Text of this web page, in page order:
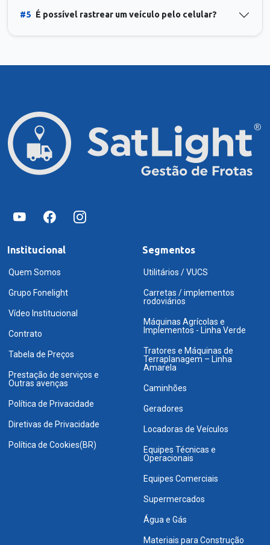
#5 É possível rastrear um veículo pelo celular?
Institucional
Quem Somos
Grupo Fonelight
Vídeo Institucional
Contrato
Tabela de Preços
Prestação de serviços e
Outras avenças
Política de Privacidade
Diretivas de Privacidade
Política de Cookies(BR)
Segmentos
Utilitários / VUCS
Carretas / implementos
rodoviários
Máquinas Agrícolas e
Implementos - Linha Verde
Tratores e Máquinas de
Terraplanagem – Linha
Amarela
Caminhões
Geradores
Locadoras de Veículos
Equipes Técnicas e
Operacionais
Equipes Comerciais
Supermercados
Água e Gás
Materiais para Construção